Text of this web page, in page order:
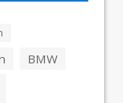
BMW